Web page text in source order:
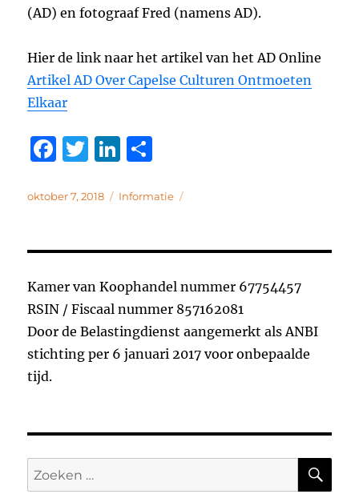
(AD) en fotograaf Fred (namens AD).
Hier de link naar het artikel van het AD Online
Artikel AD Over Capelse Culturen Ontmoeten
Elkaar
F
c
b
o
o
k
T
it
r
Li
k
d
I
n
e
Geplaatst
oktober 7, 2018 Categorieën
Informatie
Kamer van Koophandel nummer 67754457
RSIN / Fiscaal nummer 857162081
Door de Belastingdienst aangemerkt als ANBI
stichting per 6 januari 2017 voor onbepaalde
tijd.
Zoeken